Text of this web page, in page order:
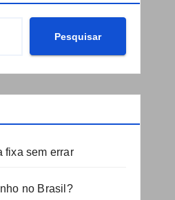
Pesquisar
fixa sem errar
no Brasil?